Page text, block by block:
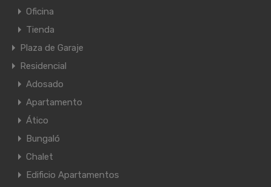
Oficina
Tienda
Plaza de Garaje
Residencial
Adosado
Apartamento
Ático
Bungaló
Chalet
Edificio Apartamentos